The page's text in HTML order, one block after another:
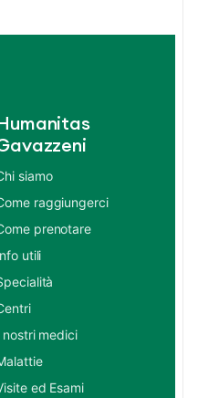
Humanitas
siamo
raggiungerci
prenotare
utili
nostri medici
ed Esami